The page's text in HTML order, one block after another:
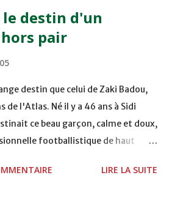
destin d'un
pair
destin que celui de Zaki Badou,
de l'Atlas. Né il y a 46 ans à Sidi
ce beau garçon, calme et doux,
footballistique de haut
le jeune Zaki aura sa première
LIRE LA SUITE